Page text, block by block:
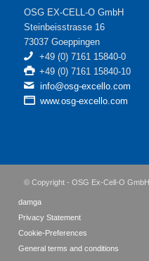
OSG EX-CELL-O GmbH
Steinbeisstrasse 16
73037 Goeppingen
+49 (0) 7161 15840-0
+49 (0) 7161 15840-10
info@osg-excello.com
www.osg-excello.com
© Copyright - OSG Ex-Cell-O GmbH
damga
Privacy Statement
Cookie-Preferences
General terms and conditions